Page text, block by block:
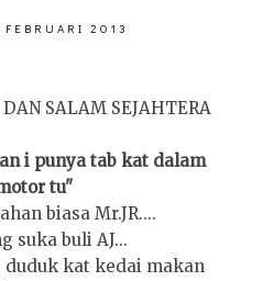
2013
SALAM SEJAHTERA
i punya tab kat dalam
tu"
biasa Mr.JR....
suka buli AJ...
duduk kat kedai makan